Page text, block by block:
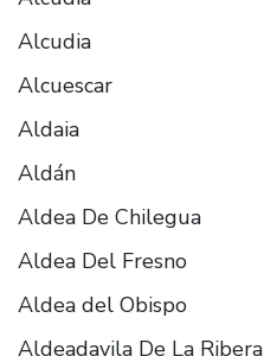
Alcudia
Alcuescar
Aldaia
Aldán
Aldea De Chilegua
Aldea Del Fresno
Aldea del Obispo
Aldeadavila De La Ribera